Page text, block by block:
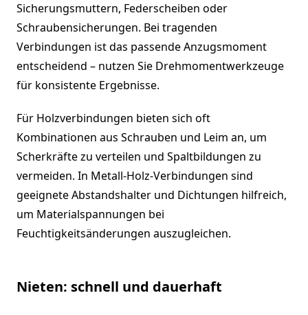
Sicherungsmuttern, Federscheiben oder
Schraubensicherungen. Bei tragenden
Verbindungen ist das passende Anzugsmoment
entscheidend – nutzen Sie Drehmomentwerkzeuge
für konsistente Ergebnisse.
Für Holzverbindungen bieten sich oft
Kombinationen aus Schrauben und Leim an, um
Scherkräfte zu verteilen und Spaltbildungen zu
vermeiden. In Metall-Holz-Verbindungen sind
geeignete Abstandshalter und Dichtungen hilfreich,
um Materialspannungen bei
Feuchtigkeitsänderungen auszugleichen.
Nieten: schnell und dauerhaft